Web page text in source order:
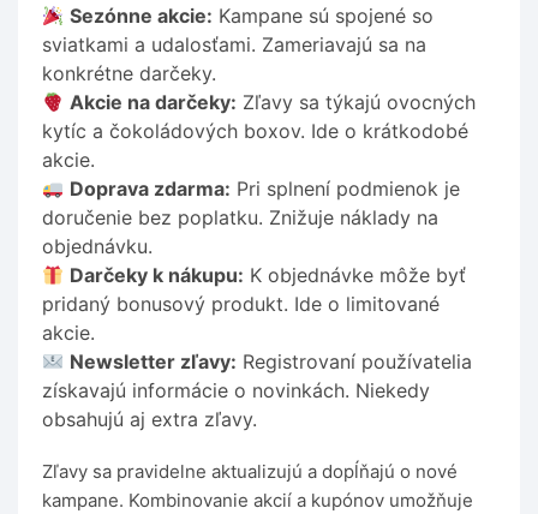
Sezónne akcie: Kampane sú spojené so
sviatkami a udalosťami. Zameriavajú sa na
konkrétne darčeky.
Akcie na darčeky: Zľavy sa týkajú ovocných
kytíc a čokoládových boxov. Ide o krátkodobé
akcie.
Doprava zdarma: Pri splnení podmienok je
doručenie bez poplatku. Znižuje náklady na
objednávku.
Darčeky k nákupu: K objednávke môže byť
pridaný bonusový produkt. Ide o limitované
akcie.
Newsletter zľavy: Registrovaní používatelia
získavajú informácie o novinkách. Niekedy
obsahujú aj extra zľavy.
Zľavy sa pravidelne aktualizujú a dopĺňajú o nové
kampane. Kombinovanie akcií a kupónov umožňuje